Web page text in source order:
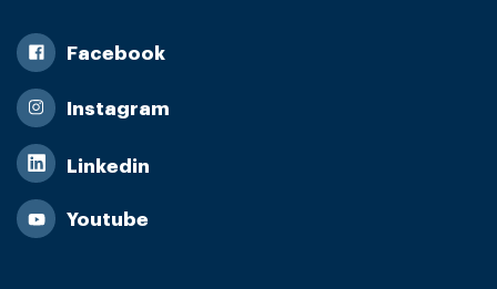
Facebook
Instagram
Linkedin
Youtube